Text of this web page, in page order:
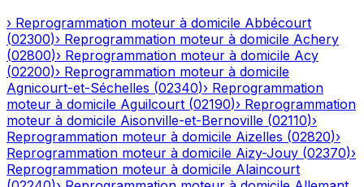
› Reprogrammation moteur à domicile Abbécourt
(02300)› Reprogrammation moteur à domicile Achery
(02800)› Reprogrammation moteur à domicile Acy
(02200)› Reprogrammation moteur à domicile
Agnicourt-et-Séchelles (02340)› Reprogrammation
moteur à domicile Aguilcourt (02190)› Reprogrammation
moteur à domicile Aisonville-et-Bernoville (02110)›
Reprogrammation moteur à domicile Aizelles (02820)›
Reprogrammation moteur à domicile Aizy-Jouy (02370)›
Reprogrammation moteur à domicile Alaincourt